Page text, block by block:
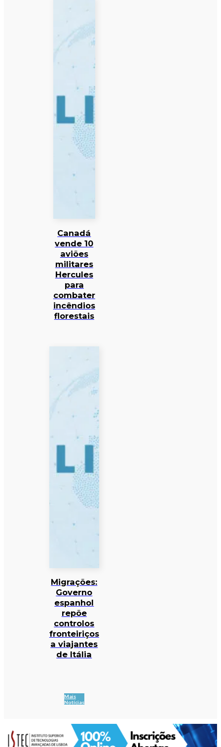
Canadá
vende 10
aviões
militares
Hercules
para
combater
incêndios
florestais
Migrações:
Governo
espanhol
repõe
controlos
fronteiriços
a viajantes
de Itália
Mais
Notícias